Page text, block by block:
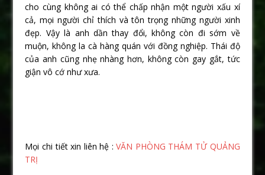
cho cùng không ai có thể chấp nhận một người xấu xí
cả, mọi người chỉ thích và tôn trọng những người xinh
đẹp. Vậy là anh dần thay đổi, không còn đi sớm về
muộn, không la cà hàng quán với đồng nghiệp. Thái độ
của anh cũng nhẹ nhàng hơn, không còn gay gắt, tức
giận vô cớ như xưa.
Mọi chi tiết xin liên hệ :VĂN PHÒNG THÁM TỬ QUẢNG
TRỊ